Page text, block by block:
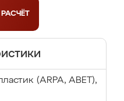
РАСЧЁТ
(ARPA, ABET),